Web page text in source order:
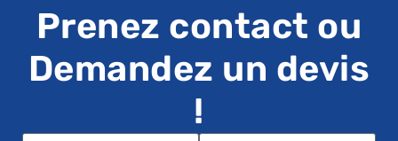
Prenez contact ou
Demandez un devis
!